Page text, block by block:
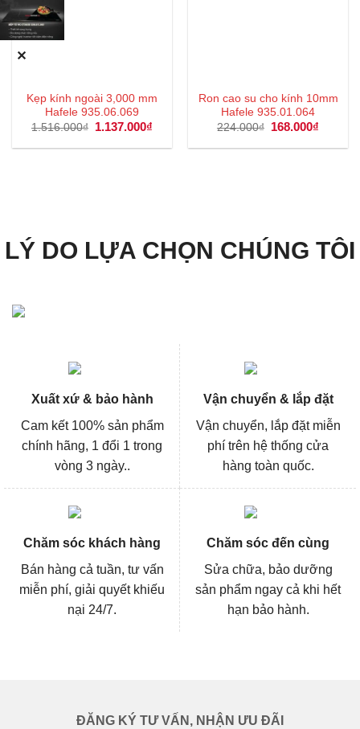
Kẹp kính ngoài 3,000 mm
Hafele 935.06.069
1.516.000₫
Giá
là:
1.137.000₫
tại
Ron cao su cho kính 10mm
Hafele 935.01.064
224.000₫
Giá
là:
168.000₫
tại
LÝ DO LỰA CHỌN CHÚNG TÔI
Xuất xứ & bảo hành
Cam kết 100% sản phẩm
chính hãng, 1 đổi 1 trong
vòng 3 ngày..
Vận chuyển & lắp đặt
Vận chuyển, lắp đặt miễn
phí trên hệ thống cửa
hàng toàn quốc.
Chăm sóc khách hàng
Bán hàng cả tuần, tư vấn
miễn phí, giải quyết khiếu
nại 24/7.
Chăm sóc đến cùng
Sửa chữa, bảo dưỡng
sản phẩm ngay cả khi hết
hạn bảo hành.
ĐĂNG KÝ TƯ VẤN, NHẬN ƯU ĐÃI
✕